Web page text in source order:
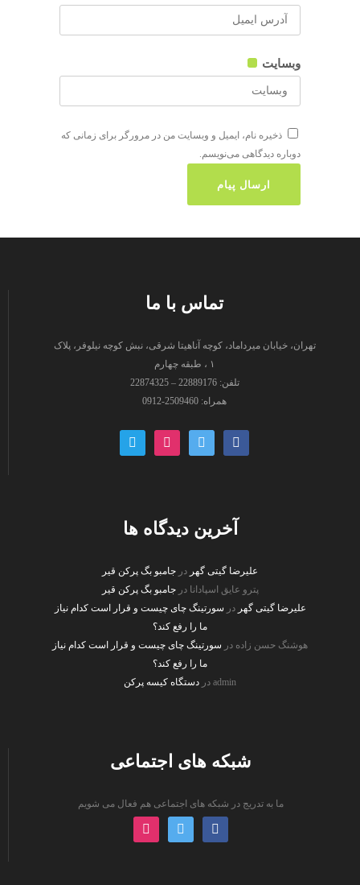
وبسایت
ذخیره نام، ایمیل و وبسایت من در مرورگر برای زمانی که
دوباره دیدگاهی می‌نویسم.
تماس با ما
تهران، خیابان میرداماد، کوچه آناهیتا شرقی، نبش کوچه نیلوفر، پلاک
۱ ، طبقه چهارم
تلفن: 22889176 – 22874325
همراه: 2509460-0912
facebook
twitter
instagram
paper-
plane-
آخرین دیدگاه ها
علیرضا گیتی گهر در جامبو بگ پرکن قیر
پترو عایق اسپادانا درجامبو بگ پرکن قیر
علیرضا گیتی گهر در سورتینگ چای چیست و قرار است کدام نیاز
ما را رفع کند؟
هوشنگ حسن زاده در سورتینگ چای چیست و قرار است کدام نیاز
ما را رفع کند؟
admin در دستگاه کیسه پرکن
شبکه های اجتماعی
ما به تدریج در شبکه های اجتماعی هم فعال می شویم
facebook
twitter
instagram